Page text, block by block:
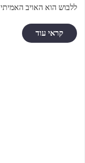
ללבוש הוא האויב האמיתי
קראי עוד